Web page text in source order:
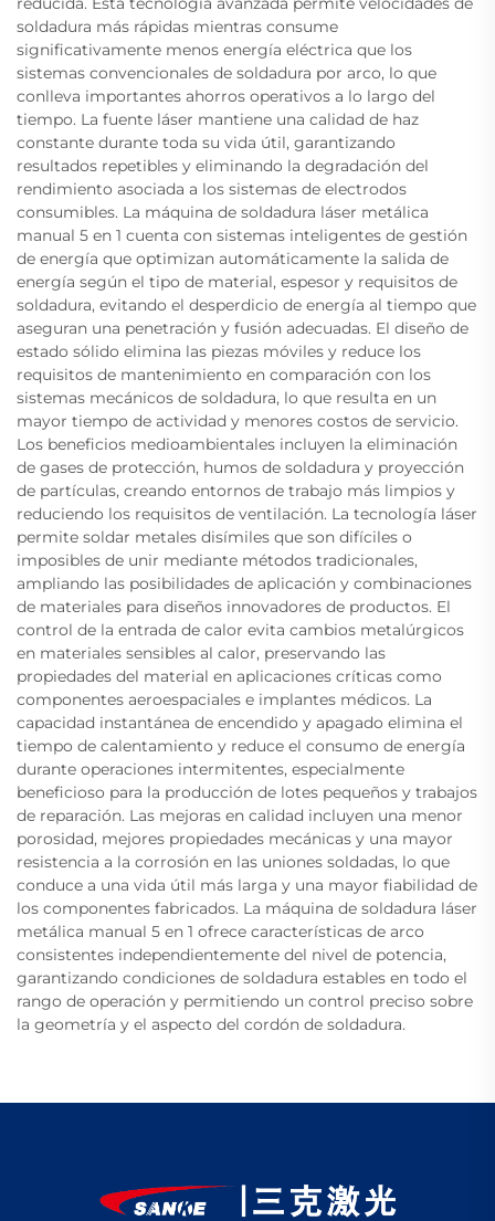
soldadura más rápidas mientras consume
significativamente menos energía eléctrica que los
sistemas convencionales de soldadura por arco, lo que
conlleva importantes ahorros operativos a lo largo del
tiempo. La fuente láser mantiene una calidad de haz
constante durante toda su vida útil, garantizando
resultados repetibles y eliminando la degradación del
rendimiento asociada a los sistemas de electrodos
consumibles. La máquina de soldadura láser metálica
manual 5 en 1 cuenta con sistemas inteligentes de gestión
de energía que optimizan automáticamente la salida de
energía según el tipo de material, espesor y requisitos de
soldadura, evitando el desperdicio de energía al tiempo que
aseguran una penetración y fusión adecuadas. El diseño de
estado sólido elimina las piezas móviles y reduce los
requisitos de mantenimiento en comparación con los
sistemas mecánicos de soldadura, lo que resulta en un
mayor tiempo de actividad y menores costos de servicio.
Los beneficios medioambientales incluyen la eliminación
de gases de protección, humos de soldadura y proyección
de partículas, creando entornos de trabajo más limpios y
reduciendo los requisitos de ventilación. La tecnología láser
permite soldar metales disímiles que son difíciles o
imposibles de unir mediante métodos tradicionales,
ampliando las posibilidades de aplicación y combinaciones
de materiales para diseños innovadores de productos. El
control de la entrada de calor evita cambios metalúrgicos
en materiales sensibles al calor, preservando las
propiedades del material en aplicaciones críticas como
componentes aeroespaciales e implantes médicos. La
capacidad instantánea de encendido y apagado elimina el
tiempo de calentamiento y reduce el consumo de energía
durante operaciones intermitentes, especialmente
beneficioso para la producción de lotes pequeños y trabajos
de reparación. Las mejoras en calidad incluyen una menor
porosidad, mejores propiedades mecánicas y una mayor
resistencia a la corrosión en las uniones soldadas, lo que
conduce a una vida útil más larga y una mayor fiabilidad de
los componentes fabricados. La máquina de soldadura láser
metálica manual 5 en 1 ofrece características de arco
consistentes independientemente del nivel de potencia,
garantizando condiciones de soldadura estables en todo el
rango de operación y permitiendo un control preciso sobre
la geometría y el aspecto del cordón de soldadura.